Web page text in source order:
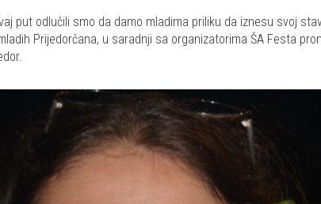
put odlučili smo da damo mladima priliku da iznesu svoj
Prijedorčana, u saradnji sa organizatorima ŠA Festa